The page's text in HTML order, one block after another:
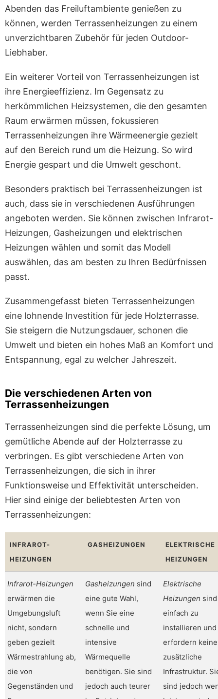
Abenden das Freiluftambiente genießen zu
können, werden Terrassenheizungen zu einem
unverzichtbaren Zubehör für jeden Outdoor-
Liebhaber.
Ein weiterer Vorteil von Terrassenheizungen ist
ihre Energieeffizienz. Im Gegensatz zu
herkömmlichen Heizsystemen, die den gesamten
Raum erwärmen müssen, fokussieren
Terrassenheizungen ihre Wärmeenergie gezielt
auf den Bereich rund um die Heizung. So wird
Energie gespart und die Umwelt geschont.
Besonders praktisch bei Terrassenheizungen ist
auch, dass sie in verschiedenen Ausführungen
angeboten werden. Sie können zwischen Infrarot-
Heizungen, Gasheizungen und elektrischen
Heizungen wählen und somit das Modell
auswählen, das am besten zu Ihren Bedürfnissen
passt.
Zusammengefasst bieten Terrassenheizungen
eine lohnende Investition für jede Holzterrasse.
Sie steigern die Nutzungsdauer, schonen die
Umwelt und bieten ein hohes Maß an Komfort und
Entspannung, egal zu welcher Jahreszeit.
Die verschiedenen Arten von
Terrassenheizungen
Terrassenheizungen sind die perfekte Lösung, um
gemütliche Abende auf der Holzterrasse zu
verbringen. Es gibt verschiedene Arten von
Terrassenheizungen, die sich in ihrer
Funktionsweise und Effektivität unterscheiden.
Hier sind einige der beliebtesten Arten von
Terrassenheizungen:
INFRAROT-
HEIZUNGEN
GASHEIZUNGEN
ELEKTRISCHE
HEIZUNGEN
Infrarot-Heizungen
erwärmen die
Umgebungsluft
nicht, sondern
geben gezielt
Wärmestrahlung ab,
die von
Gegenständen und
Gasheizungen sind
eine gute Wahl,
wenn Sie eine
schnelle und
intensive
Wärmequelle
benötigen. Sie sind
jedoch auch teurer
Elektrische
Heizungen sind
einfach zu
installieren und
erfordern keine
zusätzliche
Infrastruktur.
sind jedoch